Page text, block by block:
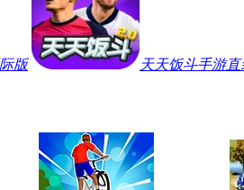
版 天天饭斗手游直